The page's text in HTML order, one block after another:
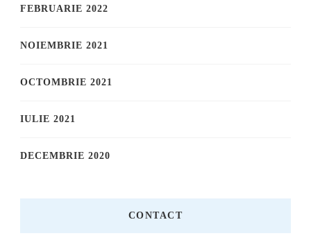
FEBRUARIE 2022
NOIEMBRIE 2021
OCTOMBRIE 2021
IULIE 2021
DECEMBRIE 2020
CONTACT